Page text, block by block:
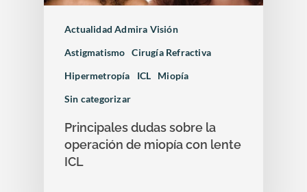
Actualidad Admira Visión
Astigmatismo
Cirugía Refractiva
Hipermetropía
ICL
Miopía
Sin categorizar
Principales dudas sobre la
operación de miopía con lente
ICL